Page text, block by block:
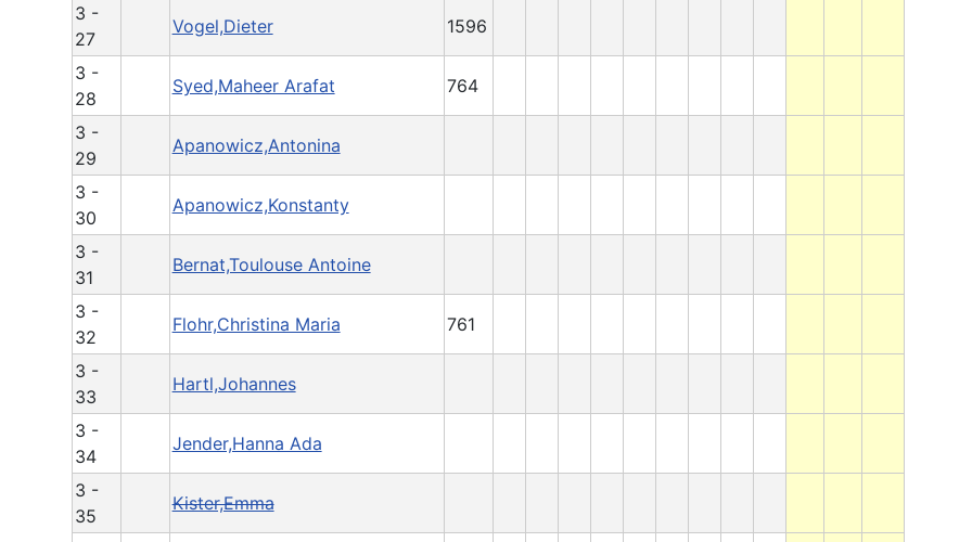
3 -
27
Vogel,Dieter 1596
3 -
28
Syed,Maheer Arafat 764
3 -
29
Apanowicz,Antonina
3 -
30
Apanowicz,Konstanty
3 -
31
Bernat,Toulouse Antoine
3 -
32
Flohr,Christina Maria 761
3 -
33
Hartl,Johannes
3 -
34
Jender,Hanna Ada
3 -
35
Kister,Emma